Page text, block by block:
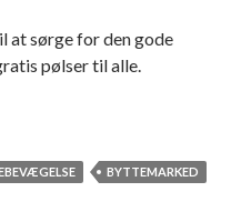
at sørge for den gode
pølser til alle.
nogensinde!
BYTTEMARKED